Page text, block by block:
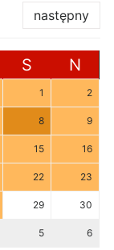
następny
S N
1 2
8 9
15 16
22 23
29 30
5 6